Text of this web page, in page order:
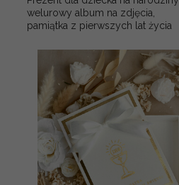
welurowy album na zdjęcia,
pamiątka z pierwszych lat życia